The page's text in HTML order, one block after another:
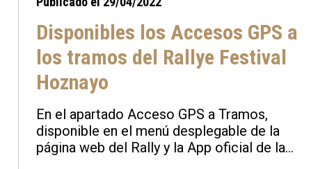
Disponibles los Accesos GPS a
los tramos del Rallye Festival
Hoznayo
En el apartado Acceso GPS a Tramos,
disponible en el menú desplegable de la
página web del Rally y la App oficial de la